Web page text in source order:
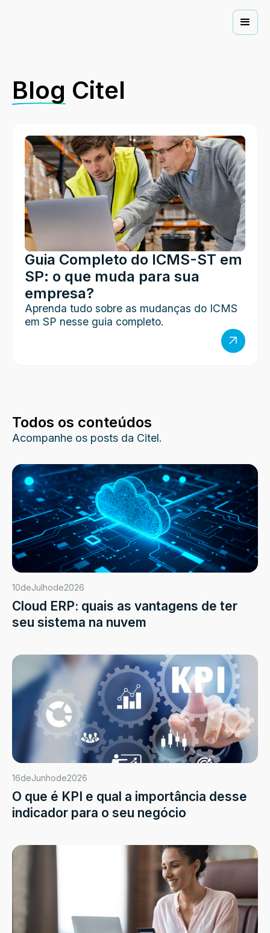
Blog Citel
Guia Completo do ICMS-ST em
SP: o que muda para sua
empresa?
Aprenda tudo sobre as mudanças do ICMS
em SP nesse guia completo.
Todos os conteúdos
Acompanhe os posts da Citel.
10deJulhode2026
Cloud ERP: quais as vantagens de ter
seu sistema na nuvem
16deJunhode2026
O que é KPI e qual a importância desse
indicador para o seu negócio